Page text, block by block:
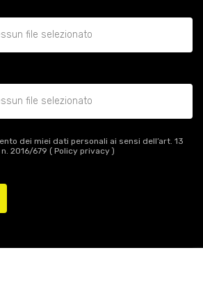
file selezionato
file selezionato
dei miei dati personali ai sensi dell’art. 13
2016/679 ( Policy privacy)